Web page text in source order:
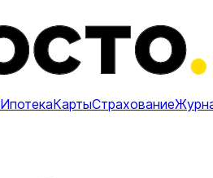
ИпотекаКартыСтрахование